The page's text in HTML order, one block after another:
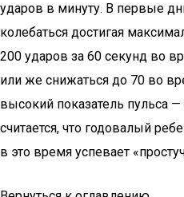
ударов в минуту. В первые
колебаться достигая
200 ударов за 60 секунд во
или же снижаться до 70 во
высокий показатель пульса
считается, что годовалый
в это время успевает